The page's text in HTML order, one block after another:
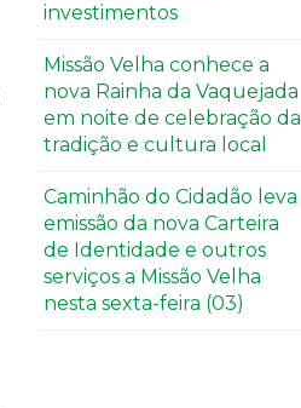
investimentos
Missão Velha conhece a
nova Rainha da Vaquejada
em noite de celebração da
tradição e cultura local
Caminhão do Cidadão leva
emissão da nova Carteira
de Identidade e outros
serviços a Missão Velha
nesta sexta-feira (03)